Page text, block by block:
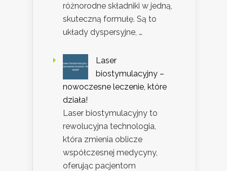
różnorodne składniki w jedną,
skuteczną formułę. Są to
układy dyspersyjne, …
Laser
biostymulacyjny –
nowoczesne leczenie, które
działa!
Laser biostymulacyjny to
rewolucyjna technologia,
która zmienia oblicze
współczesnej medycyny,
oferując pacjentom